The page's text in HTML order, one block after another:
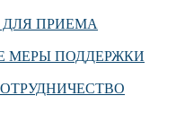
ПРИЕМА
МЕРЫ ПОДДЕРЖКИ